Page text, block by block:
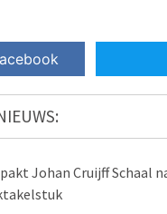
pakt Johan Cruijff Schaal